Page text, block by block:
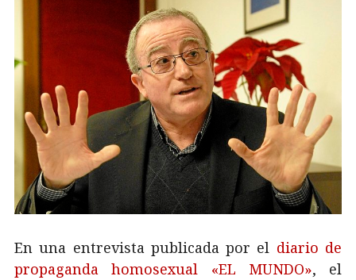
En una entrevista publicada por el diario de
propaganda homosexual «EL MUNDO», el